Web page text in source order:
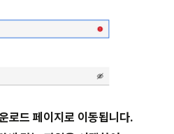
로드 페이지로 이동됩니다.